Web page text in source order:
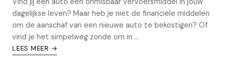
dagelijkse leven? Maar heb je niet de financiële middelen
om de aanschaf van een nieuwe auto te bekostigen? Of
vind je het simpelweg zonde om in ...
LEES MEER →